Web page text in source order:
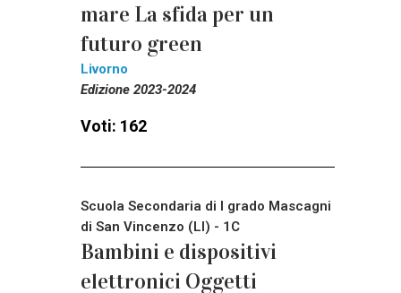
mare La sfida per un
futuro green
Livorno
Edizione 2023-2024
Voti: 162
Scuola Secondaria di I grado Mascagni
di San Vincenzo (LI) - 1C
Bambini e dispositivi
elettronici Oggetti